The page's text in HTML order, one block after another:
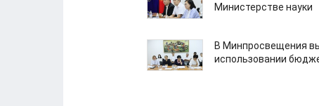
Министерстве науки
В Минпросвещения
использовании